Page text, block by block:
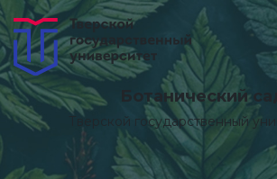
Ботанический
Тверской государственный